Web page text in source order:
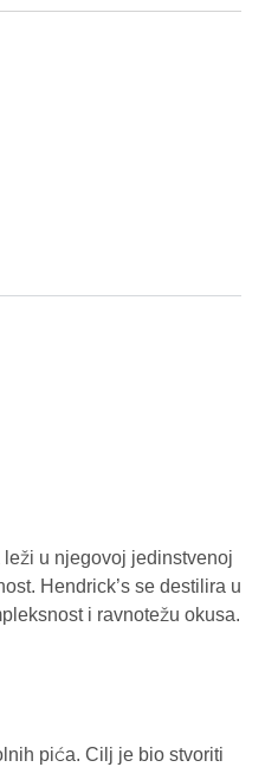
u njegovoj jedinstvenoj
Hendrick’s se destilira u
i ravnotežu okusa.
pića. Cilj je bio stvoriti